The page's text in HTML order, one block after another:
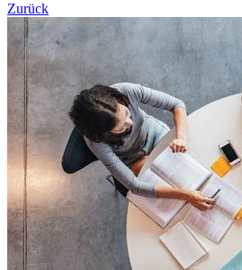
Zurück